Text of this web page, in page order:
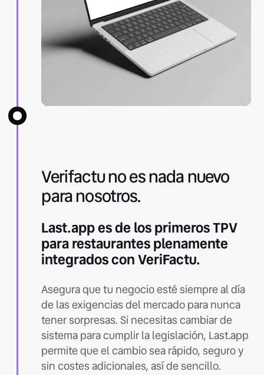
Verifactu no es nada nuevo
para nosotros.
Last.app es de los primeros TPV
para restaurantes plenamente
integrados con VeriFactu.
Asegura que tu negocio esté siempre al día
de las exigencias del mercado para nunca
tener sorpresas. Si necesitas cambiar de
sistema para cumplir la legislación, Last.app
permite que el cambio sea rápido, seguro y
sin costes adicionales, así de sencillo.